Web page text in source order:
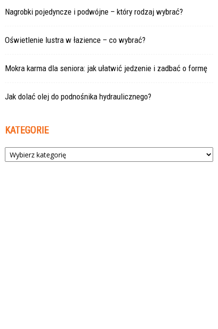
Nagrobki pojedyncze i podwójne – który rodzaj wybrać?
Oświetlenie lustra w łazience – co wybrać?
Mokra karma dla seniora: jak ułatwić jedzenie i zadbać o formę
Jak dolać olej do podnośnika hydraulicznego?
KATEGORIE
Kategorie